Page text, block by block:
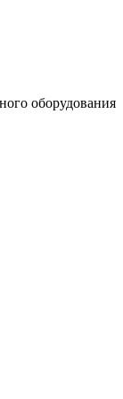
оборудования